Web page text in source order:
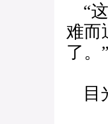
“这
难而
了。”
目